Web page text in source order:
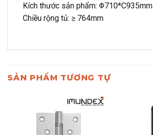
Kích thước sản phẩm: Φ710*C935mm
Chiều rộng tủ: ≥ 764mm
SẢN PHẨM TƯƠNG TỰ